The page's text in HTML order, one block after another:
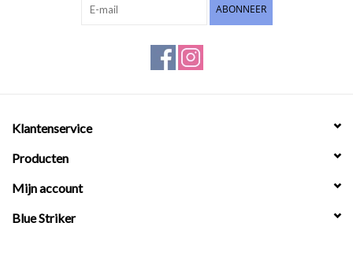
ABONNEER
Klantenservice
Producten
Mijn account
Blue Striker